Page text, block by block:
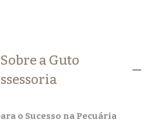
a Guto
o Sucesso na Pecuária